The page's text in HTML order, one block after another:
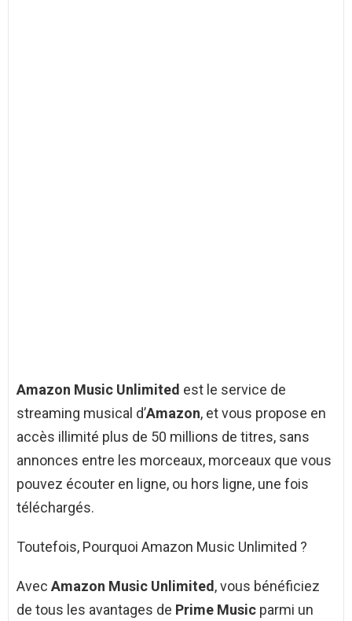
Amazon Music Unlimited est le service de
streaming musical d’Amazon, et vous propose en
accès illimité plus de 50 millions de titres, sans
annonces entre les morceaux, morceaux que vous
pouvez écouter en ligne, ou hors ligne, une fois
téléchargés.
Toutefois, Pourquoi Amazon Music Unlimited ?
Avec Amazon Music Unlimited, vous bénéficiez
de tous les avantages de Prime Music parmi un